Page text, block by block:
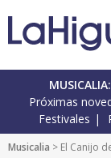
MUSICALIA:
Próximas
Festivales
Musicalia > El Canijo